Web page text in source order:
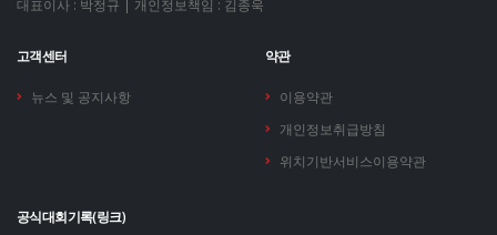
대표이사 : 박정규 | 개인정보책임 : 김종욱
고객센터
뉴스 및 공지사항
약관
이용약관
개인정보취급방침
위치기반서비스이용약관
공식대회기록(링크)